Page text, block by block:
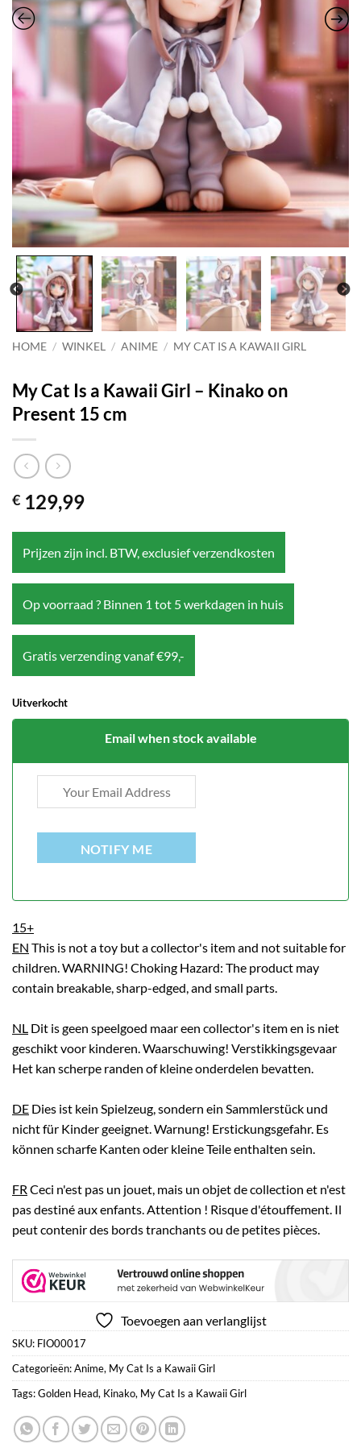
HOME / WINKEL / ANIME / MY CAT IS A KAWAII GIRL
My Cat Is a Kawaii Girl – Kinako on
Present 15 cm
€ 129,99
Prijzen zijn incl. BTW, exclusief verzendkosten
Op voorraad ? Binnen 1 tot 5 werkdagen in huis
Gratis verzending vanaf €99,-
Uitverkocht
Email when stock available
NOTIFY ME
15+
EN This is not a toy but a collector's item and not suitable for
children. WARNING! Choking Hazard: The product may
contain breakable, sharp-edged, and small parts.
NL Dit is geen speelgoed maar een collector's item en is niet
geschikt voor kinderen. Waarschuwing! Verstikkingsgevaar
Het kan scherpe randen of kleine onderdelen bevatten.
DE Dies ist kein Spielzeug, sondern ein Sammlerstück und
nicht für Kinder geeignet. Warnung! Erstickungsgefahr. Es
können scharfe Kanten oder kleine Teile enthalten sein.
FR Ceci n'est pas un jouet, mais un objet de collection et n'est
pas destiné aux enfants. Attention ! Risque d'étouffement. Il
peut contenir des bords tranchants ou de petites pièces.
Toevoegen aan verlanglijst
SKU: FIO00017
Categorieën:Anime, My Cat Is a Kawaii Girl
Tags:Golden Head, Kinako, My Cat Is a Kawaii Girl